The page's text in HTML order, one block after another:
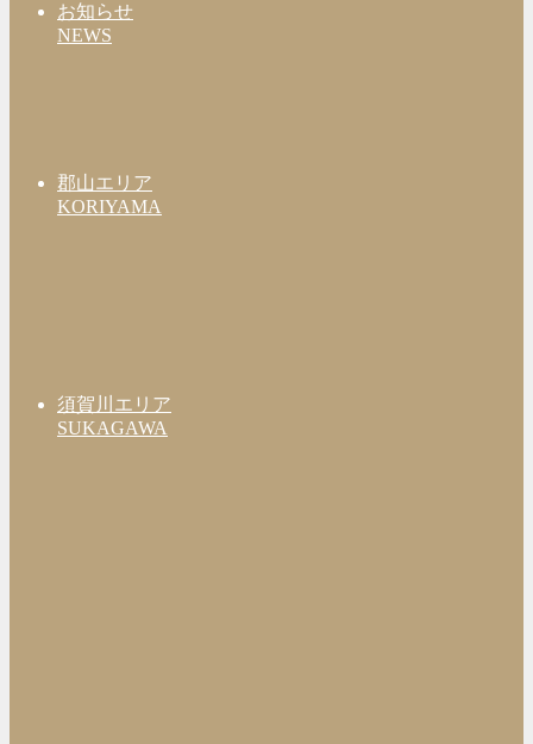
お知らせ
NEWS
郡山エリア
KORIYAMA
須賀川エリア
SUKAGAWA